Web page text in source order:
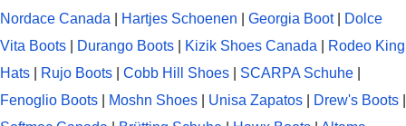
Nordace Canada
Hartjes Schoenen Georgia Boot|
Dolce
Vita Boots
Durango Boots Kizik Shoes Canada
Rodeo King
Hats
Rujo Boots Cobb Hill Shoes SCARPA Schuhe
Fenoglio Boots
Moshn Shoes Unisa Zapatos Drew's Boots